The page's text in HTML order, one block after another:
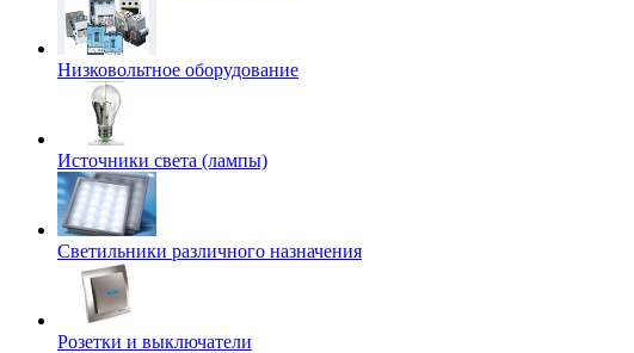
Низковольтное оборудование
Источники света (лампы)
Светильники различного назначения
Розетки и выключатели